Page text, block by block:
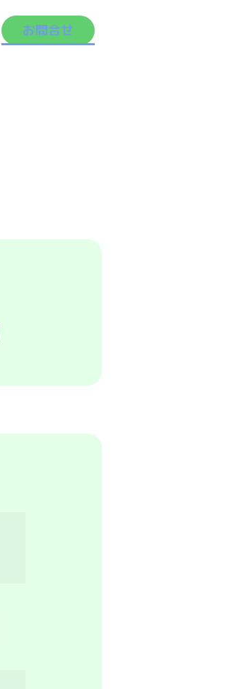
お問合せ